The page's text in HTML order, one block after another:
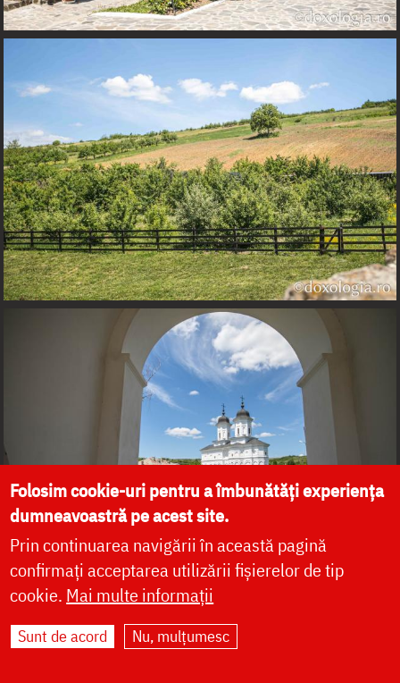
Folosim cookie-uri pentru a îmbunătăți experiența
dumneavoastră pe acest site.
Prin continuarea navigării în această pagină
confirmați acceptarea utilizării fișierelor de tip
cookie. Mai multe informații
Sunt de acord Nu, mulțumesc